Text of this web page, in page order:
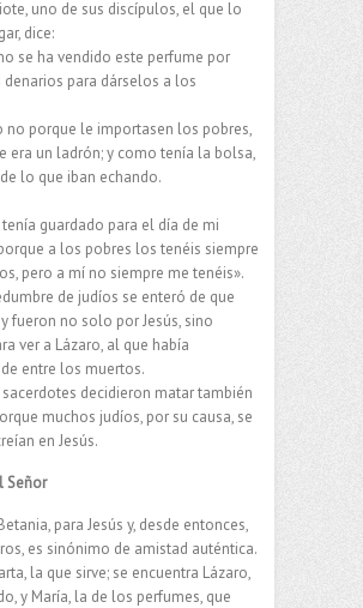
uno de sus discípulos, el que lo
dice:
se ha vendido este perfume por
para dárselos a los
no porque le importasen los pobres,
era un ladrón; y como tenía la bolsa,
lo que iban echando.
guardado para el día de mi
a los pobres los tenéis siempre
pero a mí no siempre me tenéis».
de judíos se enteró de que
fueron no solo por Jesús, sino
ver a Lázaro, al que había
entre los muertos.
sacerdotes decidieron matar también
muchos judíos, por su causa, se
en Jesús.
Señor
para Jesús y, desde entonces,
es sinónimo de amistad auténtica.
la que sirve; se encuentra Lázaro,
y María, la de los perfumes, que